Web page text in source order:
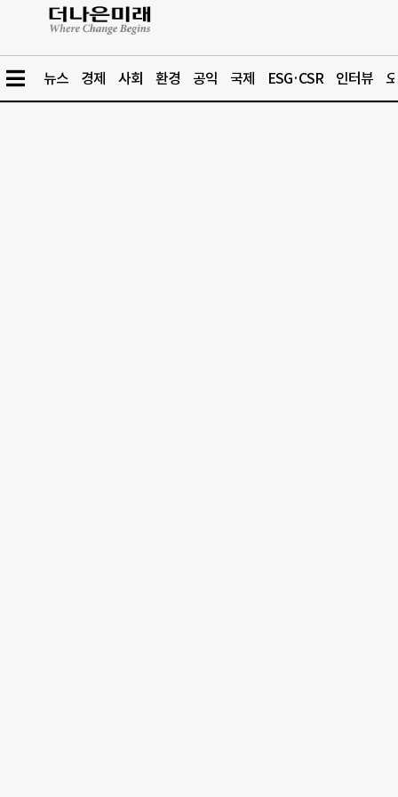
뉴스 경제 사회 환경 공익 국제 ESG·CSR 인터뷰